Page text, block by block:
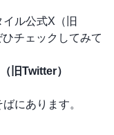
ル公式X（旧
チェックしてみて
旧Twitter）
にあります。